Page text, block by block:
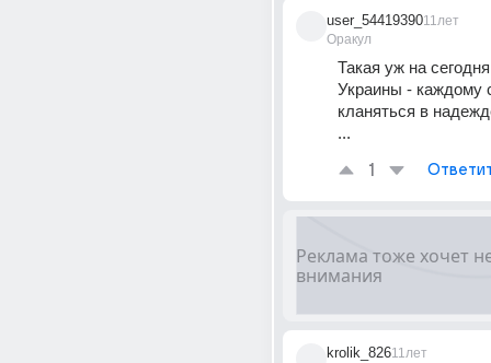
user_54419390
Оракул
11лет
Такая уж на
Украины - каждому
кланяться в
...
1
krolik_82611лет